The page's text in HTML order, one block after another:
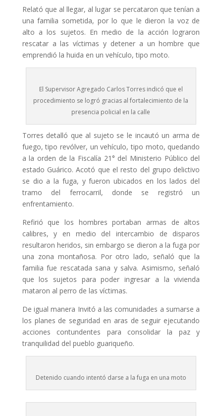
Relató que al llegar, al lugar se percataron que tenían a
una familia sometida, por lo que le dieron la voz de
alto a los sujetos. En medio de la acción lograron
rescatar a las víctimas y detener a un hombre que
emprendió la huida en un vehículo, tipo moto.
El Supervisor Agregado Carlos Torres indicó que el
procedimiento se logró gracias al fortalecimiento de la
presencia policial en la calle
Torres detalló que al sujeto se le incautó un arma de
fuego, tipo revólver, un vehículo, tipo moto, quedando
a la orden de la Fiscalía 21° del Ministerio Público del
estado Guárico. Acotó que el resto del grupo delictivo
se dio a la fuga, y fueron ubicados en los lados del
tramo del ferrocarril, donde se registró un
enfrentamiento.
Refirió que los hombres portaban armas de altos
calibres, y en medio del intercambio de disparos
resultaron heridos, sin embargo se dieron a la fuga por
una zona montañosa. Por otro lado, señaló que la
familia fue rescatada sana y salva. Asimismo, señaló
que los sujetos para poder ingresar a la vivienda
mataron al perro de las víctimas.
De igual manera Invitó a las comunidades a sumarse a
los planes de seguridad en aras de seguir ejecutando
acciones contundentes para consolidar la paz y
tranquilidad del pueblo guariqueño.
Detenido cuando intentó darse a la fuga en una moto